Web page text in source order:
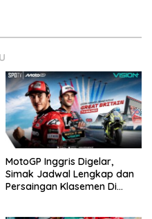
MotoGP Inggris Digelar,
Simak Jadwal Lengkap dan
Persaingan Klasemen Di